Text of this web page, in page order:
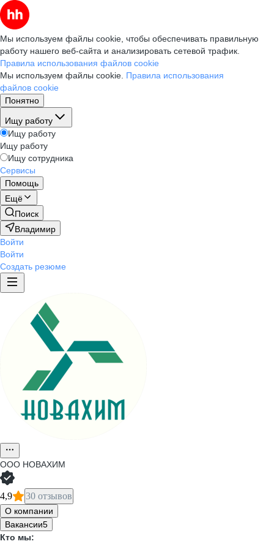
Мы используем файлы cookie, чтобы обеспечивать правильную
работу нашего веб-сайта и анализировать сетевой трафик.
Правила использования файлов cookie
Мы используем файлы cookie. Правила использования
файлов cookie
Понятно
Ищу работу
Ищу работу
Ищу работу
Ищу сотрудника
Сервисы
Помощь
Ещё
Поиск
Владимир
Войти
Войти
Создать резюме
ООО НОВАХИМ
4,9 30 отзывов
О компании
Вакансии5
Кто мы: